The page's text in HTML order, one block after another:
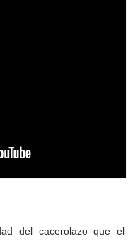
del cacerolazo que el